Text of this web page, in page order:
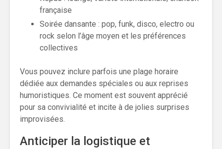
française
Soirée dansante : pop, funk, disco, electro ou
rock selon l’âge moyen et les préférences
collectives
Vous pouvez inclure parfois une plage horaire
dédiée aux demandes spéciales ou aux reprises
humoristiques. Ce moment est souvent apprécié
pour sa convivialité et incite à de jolies surprises
improvisées.
Anticiper la logistique et